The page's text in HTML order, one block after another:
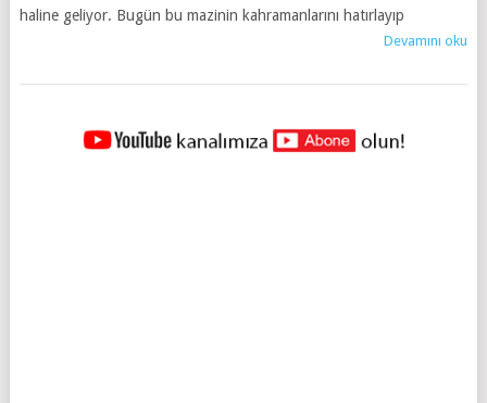
haline geliyor. Bugün bu mazinin kahramanlarını hatırlayıp
Devamını oku
YAZILAR